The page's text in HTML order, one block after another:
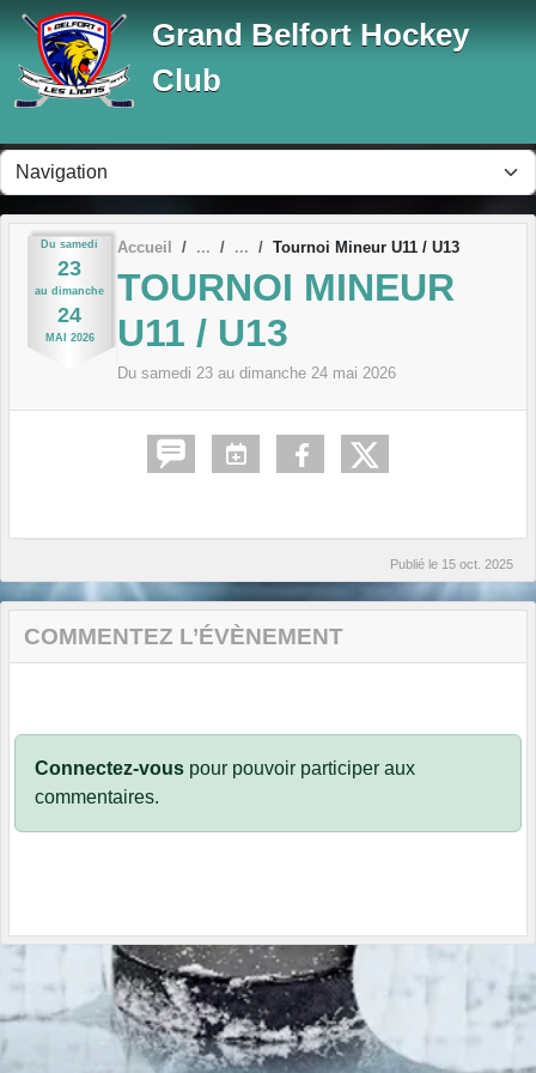
Grand Belfort Hockey
Club
Du samedi
23
au dimanche
24
MAI 2026
Accueil Tournoi Mineur U11 / U13
TOURNOI MINEUR
U11 / U13
Du samedi 23 au dimanche 24 mai 2026
Publié le 15 oct. 2025
COMMENTEZ L’ÉVÈNEMENT
Connectez-vous pour pouvoir participer aux
commentaires.
Panneau de gestion des cookies